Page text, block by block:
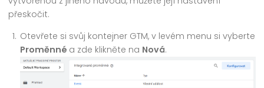
přeskočit.
Otevřete si svůj kontejner GTM, v levém menu si vyberte
Proměnné a zde klikněte na Nová.